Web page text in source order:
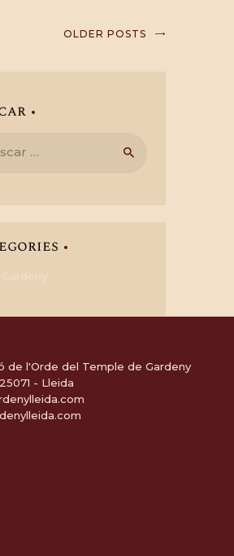
OLDER POSTS
de l'Orde del Temple de Gardeny
- Lleida